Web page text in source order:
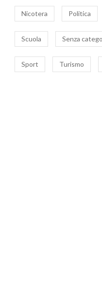
Nicotera Politica
Scuola Senza
Sport Turismo